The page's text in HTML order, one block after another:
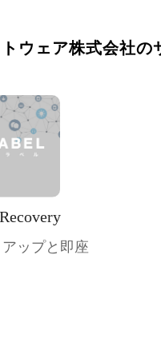
ウェア株式会社の
ップと即座